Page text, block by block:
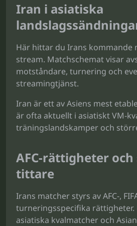
Iran i asiatiska
Här hittar du Irans kommande
stream. Matchschemat visar
motståndare, turnering och
streamingtjänst.
Iran är ett av Asiens mest
är ofta aktuellt i asiatiskt VM-
träningslandskamper och
AFC-rättigheter och
tittare
Irans matcher styrs av AFC-,
turneringsspecifika
asiatiska kvalmatcher och